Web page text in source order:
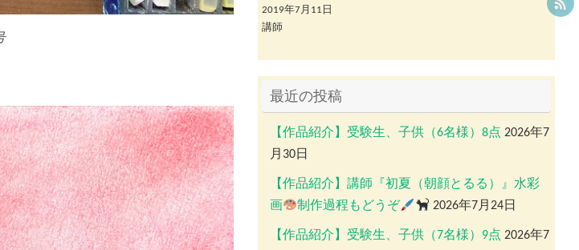
2019年7月11日
講師
最近の投稿
【作品紹介】受験生、子供（6名様）8点 2026年7
月30日
【作品紹介】講師『初夏（朝顔とるる）』水彩
画
制作過程もどうぞ 2026年7月24日
【作品紹介】受験生、子供（7名様）9点 2026年7